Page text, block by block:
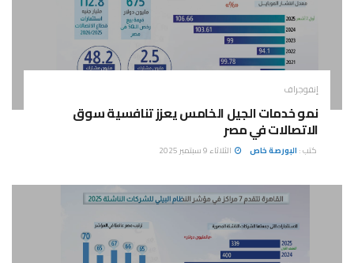
إنفوجراف
نمو خدمات الجيل الخامس يعزز تنافسية سوق
الاتصالات في مصر
كتب : البورصة خاص الثلاثاء 9 سبتمبر 2025